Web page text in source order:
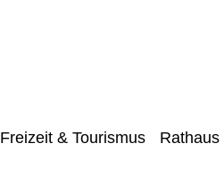
Freizeit & Tourismus